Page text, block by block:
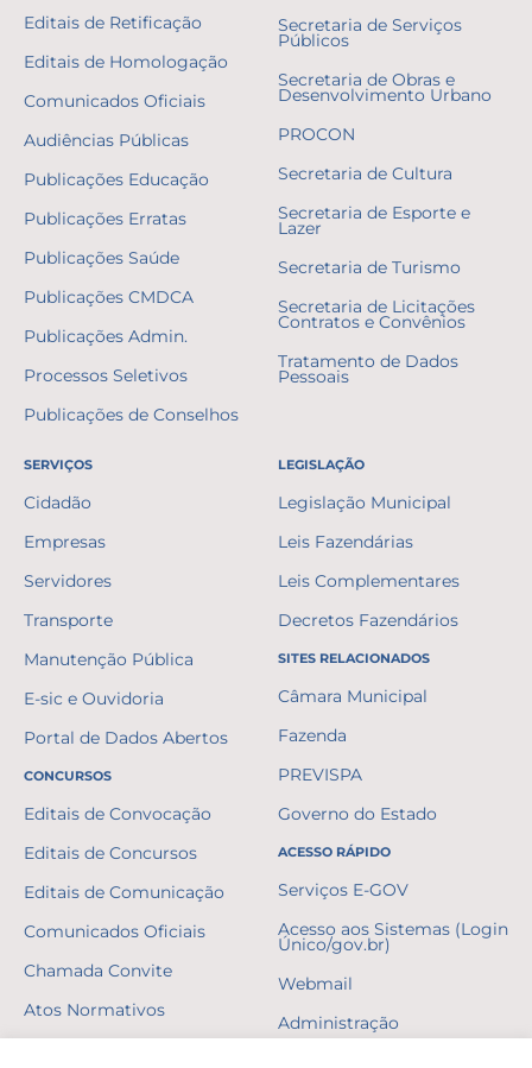
Editais de Retificação
Editais de Homologação
Comunicados Oficiais
Audiências Públicas
Publicações Educação
Publicações Erratas
Publicações Saúde
Publicações CMDCA
Publicações Admin.
Processos Seletivos
Publicações de Conselhos
Secretaria de Serviços
Públicos
Secretaria de Obras e
Desenvolvimento Urbano
PROCON
Secretaria de Cultura
Secretaria de Esporte e
Lazer
Secretaria de Turismo
Secretaria de Licitações
Contratos e Convênios
Tratamento de Dados
Pessoais
SERVIÇOS
Cidadão
Empresas
Servidores
Transporte
Manutenção Pública
E-sic e Ouvidoria
Portal de Dados Abertos
CONCURSOS
Editais de Convocação
Editais de Concursos
Editais de Comunicação
Comunicados Oficiais
Chamada Convite
Atos Normativos
LEGISLAÇÃO
Legislação Municipal
Leis Fazendárias
Leis Complementares
Decretos Fazendários
SITES RELACIONADOS
Câmara Municipal
Fazenda
PREVISPA
Governo do Estado
ACESSO RÁPIDO
Serviços E-GOV
Acesso aos Sistemas (Login
Único/gov.br)
Webmail
Administração